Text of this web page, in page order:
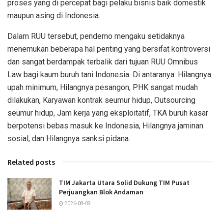
proses yang di percepat bagi pelaku bisnis baik domestik
maupun asing di Indonesia.
Dalam RUU tersebut, pendemo mengaku setidaknya
menemukan beberapa hal penting yang bersifat kontroversi
dan sangat berdampak terbalik dari tujuan RUU Omnibus
Law bagi kaum buruh tani Indonesia. Di antaranya: Hilangnya
upah minimum, Hilangnya pesangon, PHK sangat mudah
dilakukan, Karyawan kontrak seumur hidup, Outsourcing
seumur hidup, Jam kerja yang eksploitatif, TKA buruh kasar
berpotensi bebas masuk ke Indonesia, Hilangnya jaminan
sosial, dan Hilangnya sanksi pidana.
Related posts
TIM Jakarta Utara Solid Dukung TIM Pusat
Perjuangkan Blok Andaman
2026-08-09